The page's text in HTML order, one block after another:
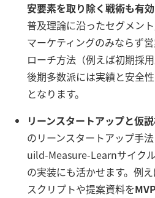
安要素を取り除く戦術も有効
普及理論に沿ったセグメン
マーケティングのみならず
ローチ方法（例えば初期採
後期多数派には実績と安全
となります。
リーンスタートアップと仮
のリーンスタートアップ手
uild-Measure-Learnサイク
の実装にも活かせます。例
スクリプトや提案資料を